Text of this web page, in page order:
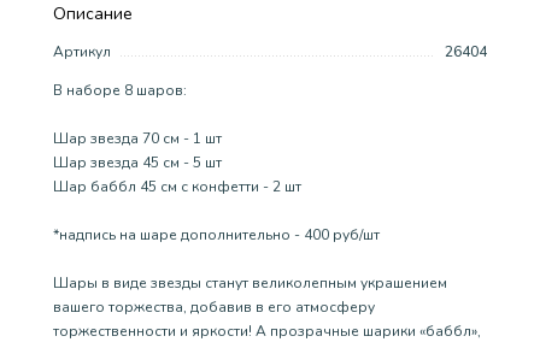
Описание
Артикул
26404
В наборе 8 шаров:
Шар звезда 70 см - 1 шт
Шар звезда 45 см - 5 шт
Шар баббл 45 см с конфетти - 2 шт
*надпись на шаре дополнительно - 400 руб/шт
Шары в виде звезды станут великолепным украшением
вашего торжества, добавив в его атмосферу
торжественности и яркости! А прозрачные шарики «баббл»,